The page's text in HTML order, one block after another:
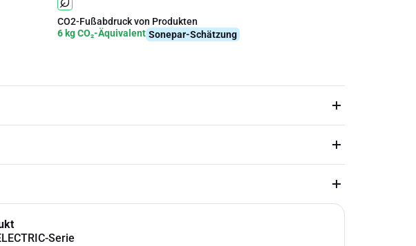
CO2-Fußabdruck von Produkten
6 kg CO₂-Äquivalent Sonepar-Schätzung
Serie